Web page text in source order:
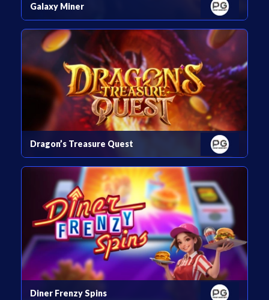
Galaxy Miner
Dragon’s Treasure Quest
Diner Frenzy Spins